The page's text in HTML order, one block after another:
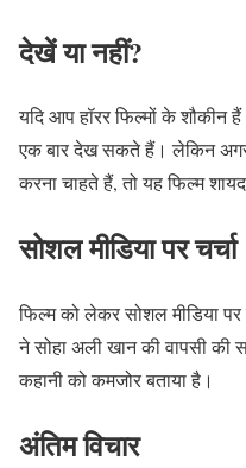
देखें या नहीं?
यदि आप हॉरर फिल्मों के शौकीन
एक बार देख सकते हैं। लेकिन
करना चाहते हैं, तो यह फिल्म
सोशल मीडिया पर चर्चा
फिल्म को लेकर सोशल मीडिया
ने सोहा अली खान की वापसी की
कहानी को कमजोर बताया है।
अंतिम विचार